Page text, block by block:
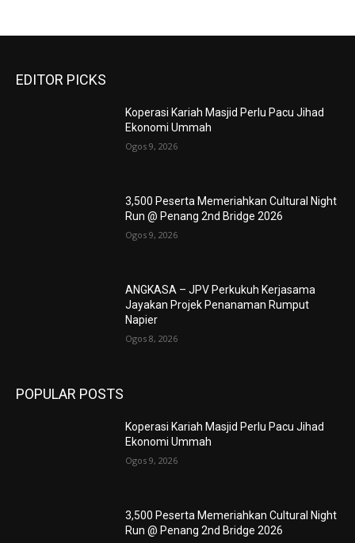
EDITOR PICKS
Koperasi Kariah Masjid Perlu Pacu Jihad
Ekonomi Ummah
Ogos 9, 2026
3,500 Peserta Memeriahkan Cultural Night
Run @ Penang 2nd Bridge 2026
Ogos 9, 2026
ANGKASA – JPV Perkukuh Kerjasama
Jayakan Projek Penanaman Rumput
Napier
Ogos 8, 2026
POPULAR POSTS
Koperasi Kariah Masjid Perlu Pacu Jihad
Ekonomi Ummah
Ogos 9, 2026
3,500 Peserta Memeriahkan Cultural Night
Run @ Penang 2nd Bridge 2026